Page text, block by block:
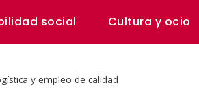
social Cultura y ocio
y empleo de calidad